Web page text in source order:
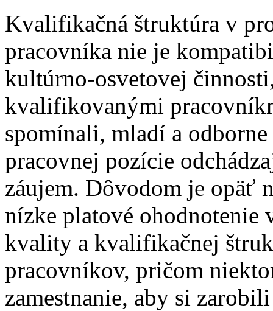
Kvalifikačná štruktúra v
pracovníka nie je
kultúrno-osvetovej
kvalifikovanými
spomínali, mladí a
pracovnej pozície
záujem. Dôvodom je opäť
nízke platové ohodnotenie
kvality a kvalifikačnej
pracovníkov, pričom
zamestnanie, aby si